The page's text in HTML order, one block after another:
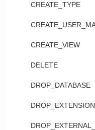
CREATE_TYPE
CREATE_VIEW
DELETE
DROP_DATABASE
DROP_EXTENSION